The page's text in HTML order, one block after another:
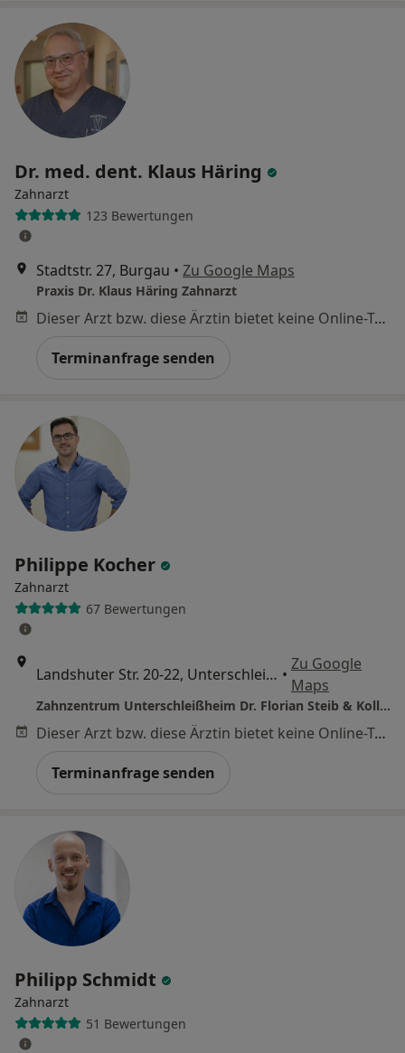
Dr. med. dent. Klaus Häring
Zahnarzt
123 Bewertungen
Stadtstr. 27, Burgau • Zu Google Maps
Praxis Dr. Klaus Häring Zahnarzt
Dieser Arzt bzw. diese Ärztin bietet keine Online-Terminbuchung an diesem Standort an.
Terminanfrage senden
Philippe Kocher
Zahnarzt
67 Bewertungen
Landshuter Str. 20-22, Unterschleißheim •
Zu Google
Maps
Zahnzentrum Unterschleißheim Dr. Florian Steib & Kollegen
Dieser Arzt bzw. diese Ärztin bietet keine Online-Terminbuchung an diesem Standort an.
Terminanfrage senden
Philipp Schmidt
Zahnarzt
51 Bewertungen